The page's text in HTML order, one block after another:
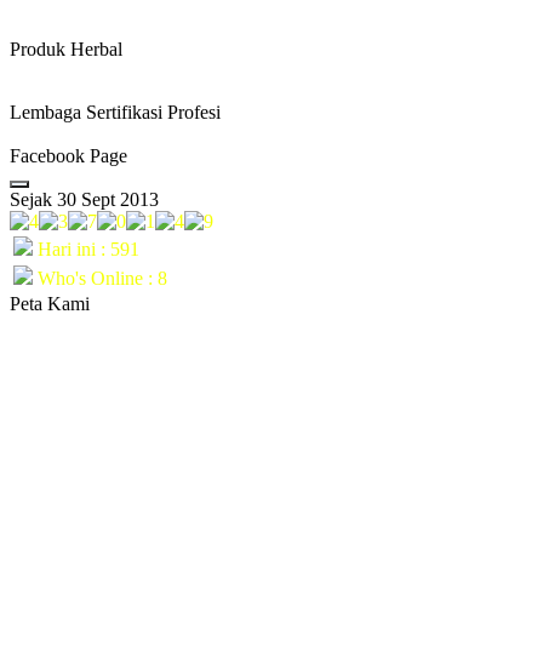
Produk Herbal
Lembaga Sertifikasi Profesi
Facebook Page
Sejak 30 Sept 2013
Hari ini : 591
Who's Online : 8
Peta Kami